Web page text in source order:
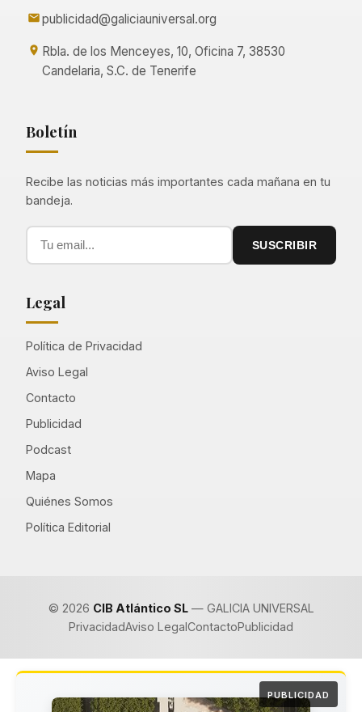
publicidad@galiciauniversal.org
Rbla. de los Menceyes, 10, Oficina 7, 38530
Candelaria, S.C. de Tenerife
Boletín
Recibe las noticias más importantes cada mañana en tu
bandeja.
SUSCRIBIR
Legal
Política de Privacidad
Aviso Legal
Contacto
Publicidad
Podcast
Mapa
Quiénes Somos
Política Editorial
© 2026 CIB Atlántico SL— GALICIA UNIVERSAL
PrivacidadAviso LegalContactoPublicidad
PUBLICIDAD